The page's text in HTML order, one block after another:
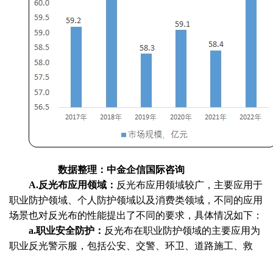
数据整理：中金企信国际咨询
A.反光布应用领域： 反光布应用领域较广，主要应用于
职业防护领域、个人防护领域以及消费类领域，不同的应用
场景也对反光布的性能提出了不同的要求，具体情况如下：
a.职业安全防护： 反光布在职业防护领域的主要应用为
职业反光警示服，包括公安、交警、环卫、道路施工、救